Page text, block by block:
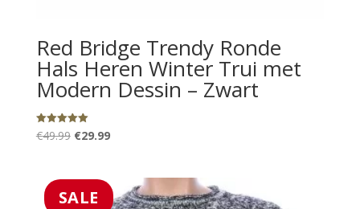
Red Bridge Trendy Ronde
Hals Heren Winter Trui met
Modern Dessin – Zwart
Gewaardeerd
5.00
€49.99 Oorspronkelijke
€49.99.
€29.99Huidige
€29.99.
SALE